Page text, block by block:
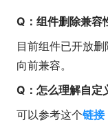
Q：组件删除兼容
目前组件已开放
向前兼容。
Q：怎么理解自定
可以参考这个链接